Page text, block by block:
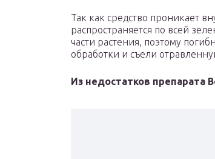
Так как средство проникает
распространяется по всей
части растения, поэтому
обработки и съели
Из недостатков препарата